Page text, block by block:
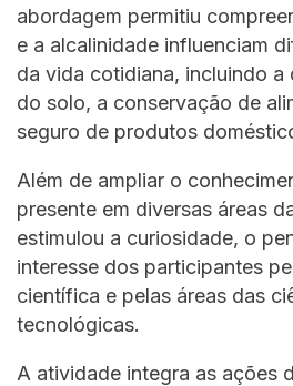
abordagem permitiu
e a alcalinidade influenciam
da vida cotidiana, incluindo a
do solo, a conservação de
seguro de produtos
Além de ampliar o
presente em diversas áreas
estimulou a curiosidade, o
interesse dos participantes
científica e pelas áreas das
tecnológicas.
A atividade integra as ações